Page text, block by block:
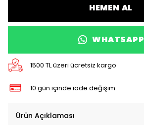
HEMEN AL
WHATSAPP
1500 TL üzeri ücretsiz kargo
10 gün içinde iade değişim
Ürün Açıklaması